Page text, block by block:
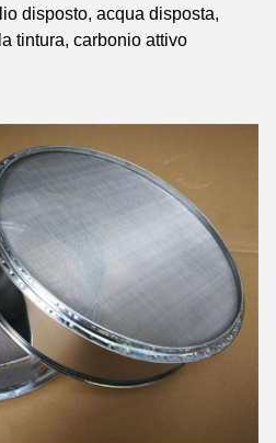
disposto, acqua disposta,
tintura, carbonio attivo